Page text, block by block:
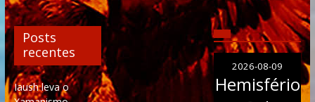
Posts
recentes
Iaush leva o
2026-08-09
Hemisfério